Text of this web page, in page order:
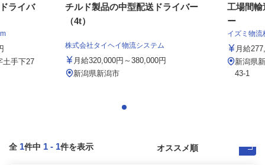
ライバ
土手下27
チルド製品の中型配送ドライバー
（4t）
株式会社タイヘイ物流システム
月給320,000円～380,000円
新潟県新潟市
工場間
ー
イズミ物
月給
新潟県
43-1
全 1件中 1 - 1件を表示